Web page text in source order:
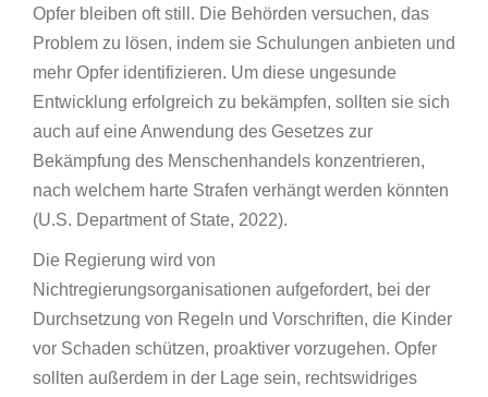
Opfer bleiben oft still. Die Behörden versuchen, das
Problem zu lösen, indem sie Schulungen anbieten und
mehr Opfer identifizieren. Um diese ungesunde
Entwicklung erfolgreich zu bekämpfen, sollten sie sich
auch auf eine Anwendung des Gesetzes zur
Bekämpfung des Menschenhandels konzentrieren,
nach welchem harte Strafen verhängt werden könnten
(U.S. Department of State, 2022).
Die Regierung wird von
Nichtregierungsorganisationen aufgefordert, bei der
Durchsetzung von Regeln und Vorschriften, die Kinder
vor Schaden schützen, proaktiver vorzugehen. Opfer
sollten außerdem in der Lage sein, rechtswidriges